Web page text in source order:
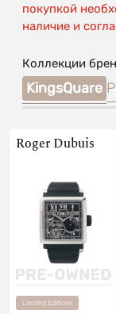
покупкой
наличие и
Коллекции
KingsQuare
Roger Dubuis
Limited Editions